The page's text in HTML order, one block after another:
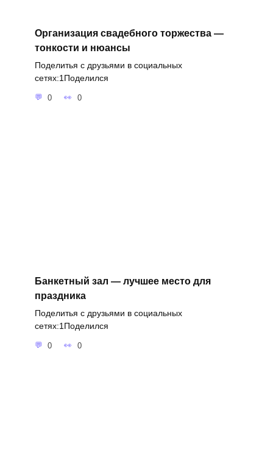
Организация свадебного торжества —
тонкости и нюансы
Поделитья с друзьями в социальных
сетях:1Поделился
0 0
Банкетный зал — лучшее место для
праздника
Поделитья с друзьями в социальных
сетях:1Поделился
0 0